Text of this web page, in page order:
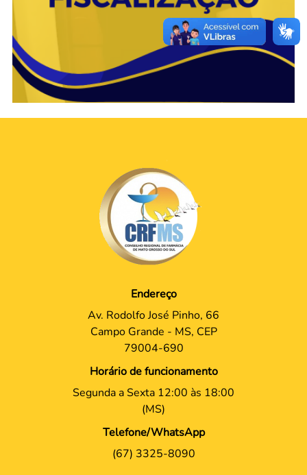
Endereço
Av. Rodolfo José Pinho, 66
Campo Grande - MS, CEP
79004-690
Horário de funcionamento
Segunda a Sexta 12:00 às 18:00
(MS)
Telefone/WhatsApp
(67) 3325-8090